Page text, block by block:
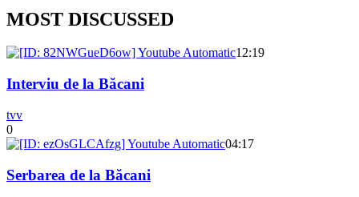
MOST DISCUSSED
12:19
Interviu de la Băcani
tvv
0
04:17
Serbarea de la Băcani